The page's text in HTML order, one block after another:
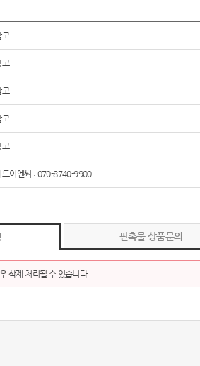
고
고
고
고
고
트이엔씨 : 070-8740-9900
판촉물 상품문의
삭제 처리될 수 있습니다.